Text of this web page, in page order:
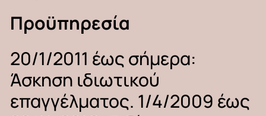
Προϋπηρεσία
20/1/2011 έωςσήμερα:
Άσκηση ιδιωτικού
επαγγέλματος. 1/4/2009 έως